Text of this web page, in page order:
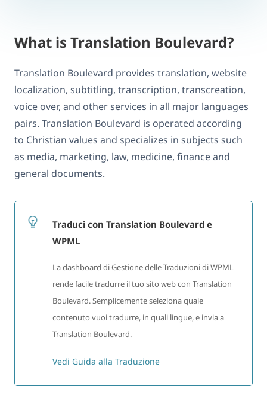
What is Translation Boulevard?
Translation Boulevard provides translation, website
localization, subtitling, transcription, transcreation,
voice over, and other services in all major languages
pairs. Translation Boulevard is operated according
to Christian values and specializes in subjects such
as media, marketing, law, medicine, finance and
general documents.
Traduci con Translation Boulevard e
WPML
La dashboard di Gestione delle Traduzioni di WPML
rende facile tradurre il tuo sito web con Translation
Boulevard. Semplicemente seleziona quale
contenuto vuoi tradurre, in quali lingue, e invia a
Translation Boulevard.
Vedi Guida alla Traduzione